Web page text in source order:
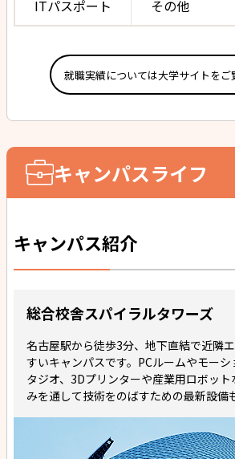
ITパスポート その他
就職実績については大学サイトをご
キャンパスライフ
キャンパス紹介
総合校舎スパイラルタワーズ
名古屋駅から徒歩3分、地下直結で近隣
すいキャンパスです。PCルームやモー
タジオ、3Dプリンターや産業用ロボッ
みを通して技術をのばすための最新設備